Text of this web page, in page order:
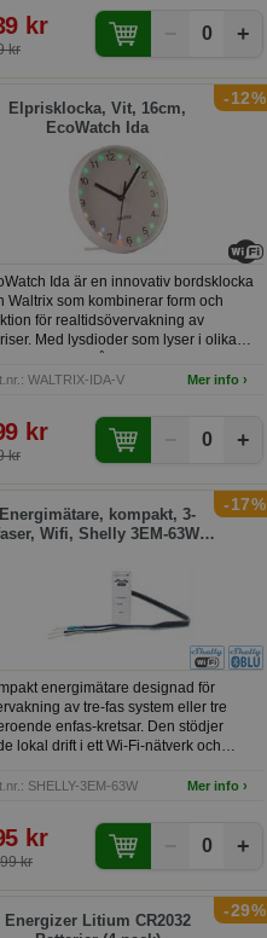
kr
kr
0 +
-12%
Elprisklocka, Vit, 16cm,
EcoWatch Ida
Ida är en innovativ bordsklocka
Waltrix som kombinerar form och
för realtidsövervakning av
Med lysdioder som lyser i olika
beroende på aktuella priser, ger
enkel åtkomst till energidata för
boende.
WALTRIX-IDA-V Mer info ›
kr
kr
0 +
-17%
Energimätare, kompakt, 3-
Wifi, Shelly 3EM-63W
energimätare designad för
av tre-fas system eller tre
enfas-kretsar. Den stödjer
lokal drift i ett Wi-Fi-nätverk och
av energiförbrukning och
smart hemautomation.
SHELLY-3EM-63W Mer info ›
kr
kr
0 +
-29%
Energizer Litium CR2032